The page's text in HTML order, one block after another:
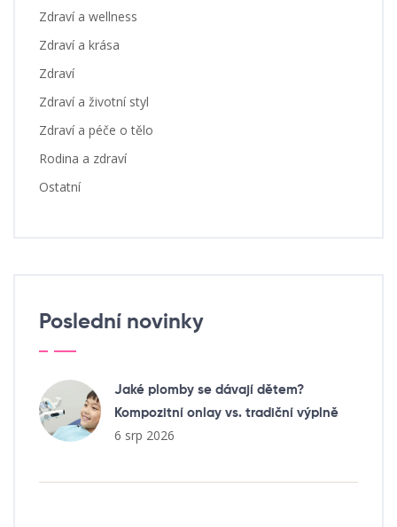
Zdraví a wellness
Zdraví a krása
Zdraví
Zdraví a životní styl
Zdraví a péče o tělo
Rodina a zdraví
Ostatní
Poslední novinky
Jaké plomby se dávají dětem?
Kompozitní onlay vs. tradiční výplně
6 srp 2026